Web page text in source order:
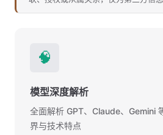
🧠
模型深度解析
全面解析 GPT、Claude、Gemini
界与技术特点